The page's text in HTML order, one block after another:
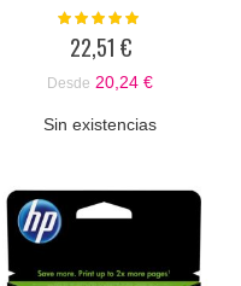
Valoración:
22,51 €
Desde 20,24 €
Sin existencias